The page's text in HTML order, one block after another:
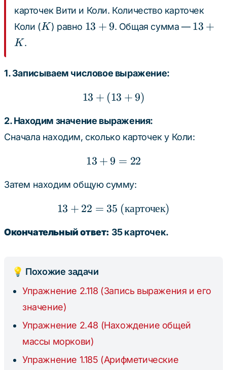
карточек Вити и Коли. Количество карточек
Коли (K
K) равно 13
13 + 9. Общая сумма — 13
13 +
K.
1. Записываем числовое выражение:
13 + (13 + 9)
13 + (13 + 9)
2. Находим значение выражения:
Сначала находим, сколько карточек у Коли:
13 + 9 = 22
13 + 9 = 22
Затем находим общую сумму:
13 + 22 = 35 \text{
13 + 22 = 35 (карточек)
Окончательный ответ: 35 карточек.
💡 Похожие задачи
Упражнение 2.118 (Запись выражения и его
значение)
Упражнение 2.48 (Нахождение общей
массы моркови)
Упражнение 1.185 (Арифметические